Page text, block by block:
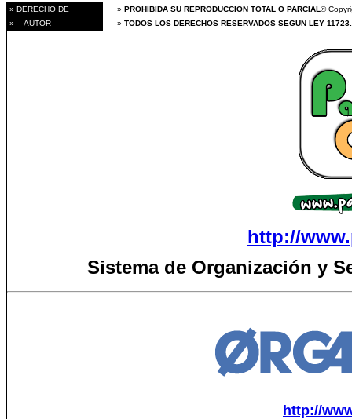
» DERECHO DE » PROHIBIDA SU REPRODUCCION TOTAL O PARCIAL®
» AUTOR
» TODOS LOS DERECHOS RESERVADOS SEGUN LEY
http://
Sistema de Organización y
http://